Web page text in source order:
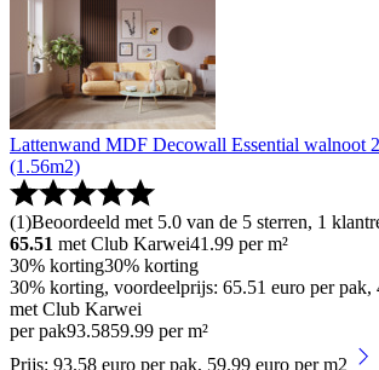
Lattenwand MDF Decowall Essential walnoot
(1.56m2)
(1)Beoordeeld met 5.0 van de 5 sterren, 1
65.51 met Club Karwei41.99 per m²
30% korting30% korting
30% korting, voordeelprijs: 65.51 euro per pak,
met Club Karwei
per pak93.5859.99 per m²
Prijs: 93.58 euro per pak, 59.99 euro per m2